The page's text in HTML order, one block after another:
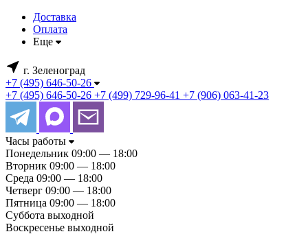
Доставка
Оплата
Еще
г. Зеленоград
+7 (495) 646-50-26
+7 (495) 646-50-26 +7 (499) 729-96-41 +7 (906) 063-41-23
Часы работы
Понедельник 09:00 — 18:00
Вторник 09:00 — 18:00
Среда 09:00 — 18:00
Четверг 09:00 — 18:00
Пятница 09:00 — 18:00
Суббота выходной
Воскресенье выходной